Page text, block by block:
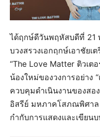
ได้ฤกษ์ดีวันพฤหัสบดีที่ 21
บวงสรวงเอกฤกษ์เอาชัย
“The Love Matter ติวเต
น้องใหม่ของวงการอย่าง
ควบคุมดำเนินงานของสอ
อิสรีย์ มหภาคโสภณพิศาล
กำกับการแสดงและเขียน